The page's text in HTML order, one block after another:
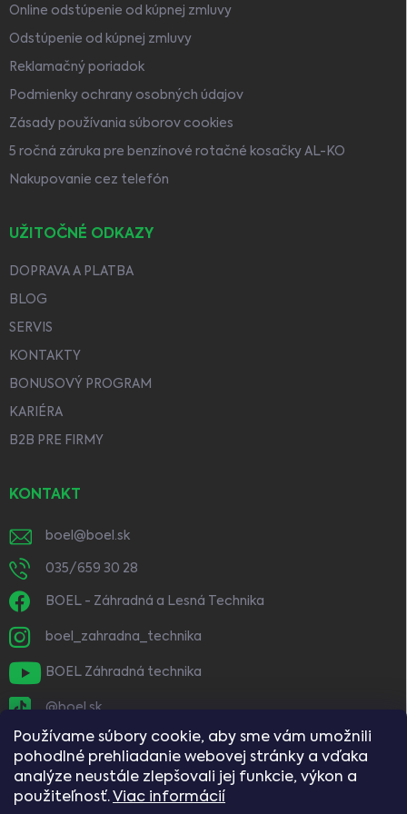
Používame súbory cookie, aby sme vám umožnili
pohodlné prehliadanie webovej stránky a vďaka
analýze neustále zlepšovali jej funkcie, výkon a
použiteľnosť. Viac informácií
Online odstúpenie od kúpnej zmluvy
Odstúpenie od kúpnej zmluvy
Reklamačný poriadok
Podmienky ochrany osobných údajov
Zásady používania súborov cookies
5 ročná záruka pre benzínové rotačné kosačky AL-KO
Nakupovanie cez telefón
UŽITOČNÉ ODKAZY
DOPRAVA A PLATBA
BLOG
SERVIS
KONTAKTY
BONUSOVÝ PROGRAM
KARIÉRA
B2B PRE FIRMY
KONTAKT
boel @ boel.sk
035/659 30 28
BOEL - Záhradná a Lesná Technika
boel_zahradna_technika
BOEL Záhradná technika
@boel.sk